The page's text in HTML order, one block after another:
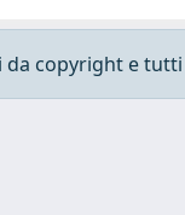
copyright e